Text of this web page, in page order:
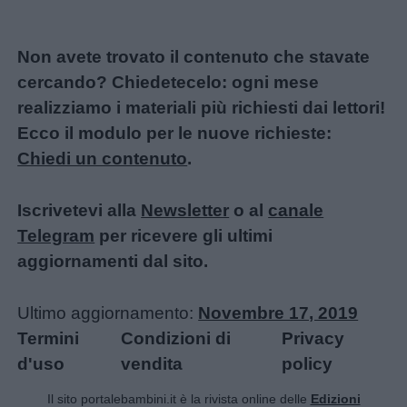
Non avete trovato il contenuto che stavate
cercando? Chiedetecelo: ogni mese
realizziamo i materiali più richiesti dai lettori!
Ecco il modulo per le nuove richieste:
Chiedi un contenuto.
Iscrivetevi alla Newsletter o al canale
Telegram per ricevere gli ultimi
aggiornamenti dal sito.
Ultimo aggiornamento: Novembre 17, 2019
Termini
d'uso
Condizioni di
vendita
Privacy
policy
Il sito portalebambini.it è la rivista online delle Edizioni